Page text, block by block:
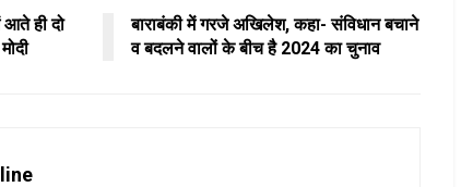
आते ही दो
बाराबंकी में गरजे अखिलेश, कहा- संविधान बचाने
व बदलने वालों के बीच है 2024 का चुनाव